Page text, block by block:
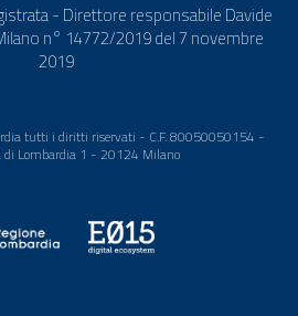
- Direttore responsabile Davide
n° 14772/2019 del 7 novembre
2019
tutti i diritti riservati - C.F. 80050050154 -
di Lombardia 1 - 20124 Milano